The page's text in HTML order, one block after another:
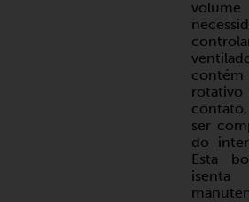
rotativo
ser
do
Esta